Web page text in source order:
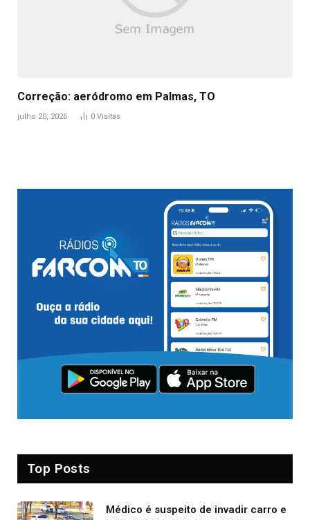
Correção: aeródromo em Palmas, TO
julho 20, 2026 0 Visitas
Top Posts
Médico é suspeito de invadir carro e